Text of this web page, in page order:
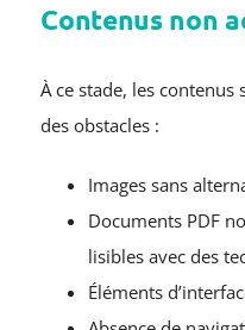
Contenus non
À ce stade, les
des obstacles :
Images sans
Documents PDF
lisibles avec des
Éléments